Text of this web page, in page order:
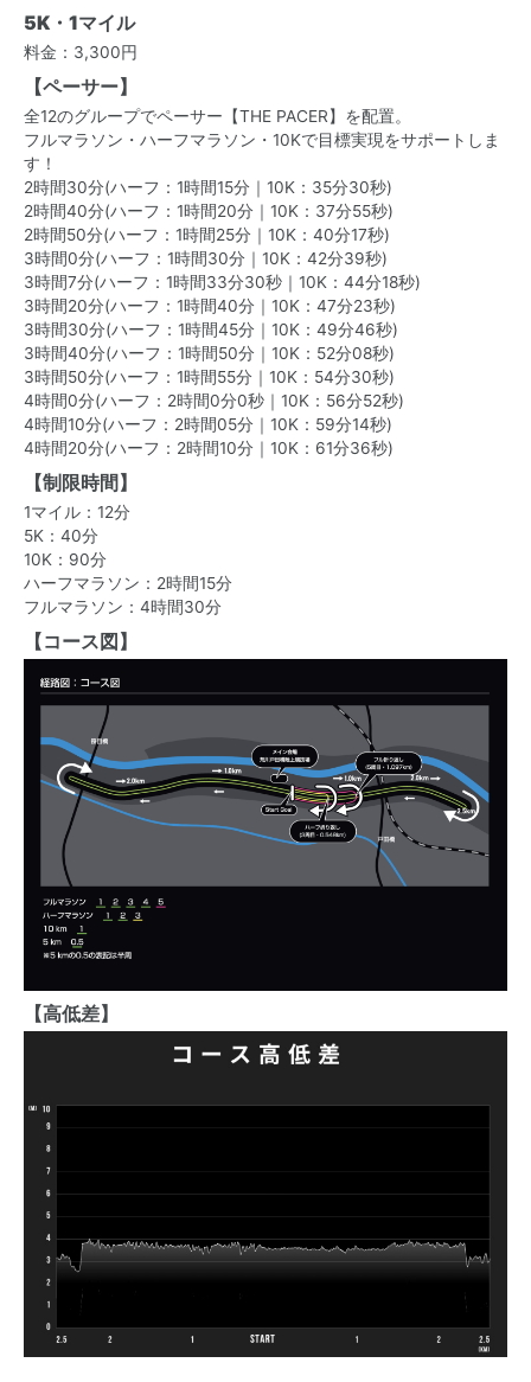
5K・1マイル
料金：3,300円
【ペーサー】
全12のグループでペーサー【THE PACER】を配置。
フルマラソン・ハーフマラソン・10Kで目標実現をサポートしま
す！
2時間30分(ハーフ：1時間15分｜10K：35分30秒)
2時間40分(ハーフ：1時間20分｜10K：37分55秒)
2時間50分(ハーフ：1時間25分｜10K：40分17秒)
3時間0分(ハーフ：1時間30分｜10K：42分39秒)
3時間7分(ハーフ：1時間33分30秒｜10K：44分18秒)
3時間20分(ハーフ：1時間40分｜10K：47分23秒)
3時間30分(ハーフ：1時間45分｜10K：49分46秒)
3時間40分(ハーフ：1時間50分｜10K：52分08秒)
3時間50分(ハーフ：1時間55分｜10K：54分30秒)
4時間0分(ハーフ：2時間0分0秒｜10K：56分52秒)
4時間10分(ハーフ：2時間05分｜10K：59分14秒)
4時間20分(ハーフ：2時間10分｜10K：61分36秒)
【制限時間】
1マイル：12分
5K：40分
10K：90分
ハーフマラソン：2時間15分
フルマラソン：4時間30分
【コース図】
【高低差】